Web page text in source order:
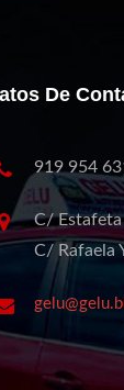
De
919 954
C/
C/ Rafaela